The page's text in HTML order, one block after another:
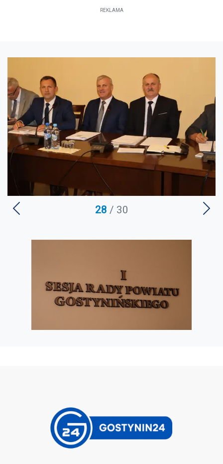
REKLAMA
28 / 30